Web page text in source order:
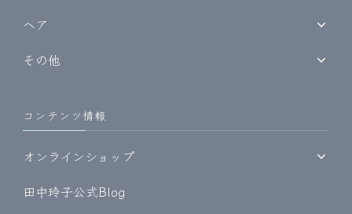
ヘア
その他
コンテンツ情報
オンラインショップ
田中玲子公式Blog